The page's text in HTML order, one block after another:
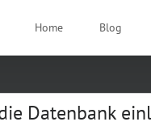
Home Blog
Datenbank